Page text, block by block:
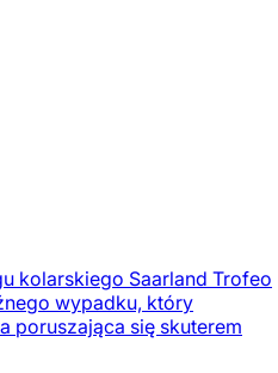
kolarskiego Saarland Trofeo
wypadku, który
poruszająca się skuterem